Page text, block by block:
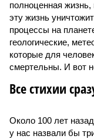
полноценная
эту жизнь
процессы на
геологические,
которые для
смертельны. И вот
Все стихии
Около 100 лет
у нас назвали бы